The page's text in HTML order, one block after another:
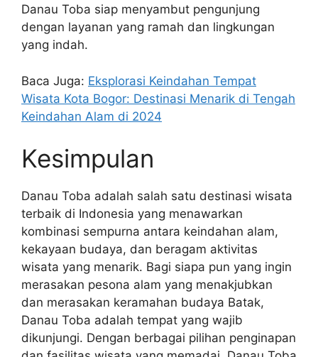
Danau Toba siap menyambut pengunjung
dengan layanan yang ramah dan lingkungan
yang indah.
Baca Juga: Eksplorasi Keindahan Tempat
Wisata Kota Bogor: Destinasi Menarik di Tengah
Keindahan Alam di 2024
Kesimpulan
Danau Toba adalah salah satu destinasi wisata
terbaik di Indonesia yang menawarkan
kombinasi sempurna antara keindahan alam,
kekayaan budaya, dan beragam aktivitas
wisata yang menarik. Bagi siapa pun yang ingin
merasakan pesona alam yang menakjubkan
dan merasakan keramahan budaya Batak,
Danau Toba adalah tempat yang wajib
dikunjungi. Dengan berbagai pilihan penginapan